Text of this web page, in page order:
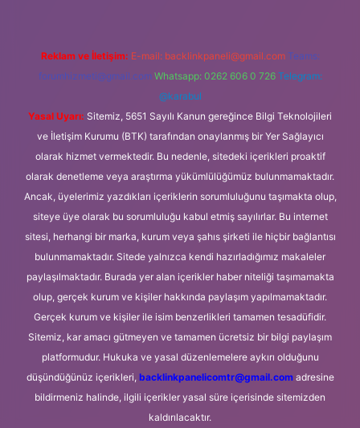
Reklam ve İletişim: E-mail: backlinkpaneli@gmail.com Teams:
forumhizmeti@gmail.com Whatsapp: 0262 606 0 726 Telegram:
@karabul
Yasal Uyarı: Sitemiz, 5651 Sayılı Kanun gereğince Bilgi Teknolojileri
ve İletişim Kurumu (BTK) tarafından onaylanmış bir Yer Sağlayıcı
olarak hizmet vermektedir. Bu nedenle, sitedeki içerikleri proaktif
olarak denetleme veya araştırma yükümlülüğümüz bulunmamaktadır.
Ancak, üyelerimiz yazdıkları içeriklerin sorumluluğunu taşımakta olup,
siteye üye olarak bu sorumluluğu kabul etmiş sayılırlar. Bu internet
sitesi, herhangi bir marka, kurum veya şahıs şirketi ile hiçbir bağlantısı
bulunmamaktadır. Sitede yalnızca kendi hazırladığımız makaleler
paylaşılmaktadır. Burada yer alan içerikler haber niteliği taşımamakta
olup, gerçek kurum ve kişiler hakkında paylaşım yapılmamaktadır.
Gerçek kurum ve kişiler ile isim benzerlikleri tamamen tesadüfidir.
Sitemiz, kar amacı gütmeyen ve tamamen ücretsiz bir bilgi paylaşım
platformudur. Hukuka ve yasal düzenlemelere aykırı olduğunu
düşündüğünüz içerikleri, backlinkpanelicomtr@gmail.comadresine
bildirmeniz halinde, ilgili içerikler yasal süre içerisinde sitemizden
kaldırılacaktır.